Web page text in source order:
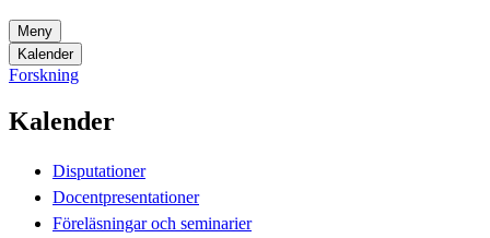
Meny
Kalender
Forskning
Kalender
Disputationer
Docentpresentationer
Föreläsningar och seminarier